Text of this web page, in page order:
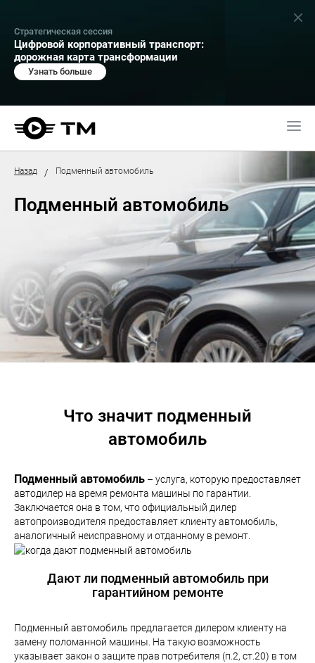
Стратегическая сессия
Цифровой корпоративный транспорт:
дорожная карта трансформации
Узнать больше
Назад / Подменный автомобиль
Подменный автомобиль
Что значит подменный
автомобиль
Подменный автомобиль – услуга, которую предоставляет
автодилер на время ремонта машины по гарантии.
Заключается она в том, что официальный дилер
автопроизводителя предоставляет клиенту автомобиль,
аналогичный неисправному и отданному в ремонт.
Дают ли подменный автомобиль при
гарантийном ремонте
Подменный автомобиль предлагается дилером клиенту на
замену поломанной машины. На такую возможность
указывает закон о защите прав потребителя (п.2, ст.20) в том